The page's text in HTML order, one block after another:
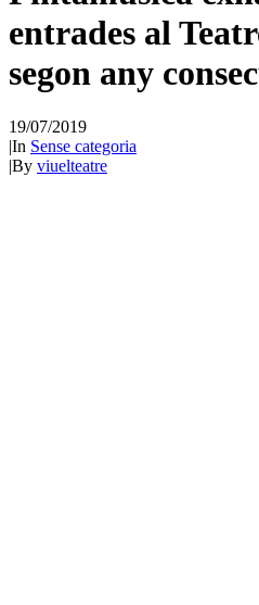
entrades al
segon any
19/07/2019
|In Sense categoria
|By viuelteatre